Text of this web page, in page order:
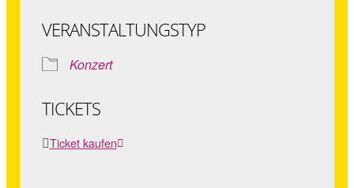
VERANSTALTUNGSTYP
Konzert
TICKETS
Ticket kaufen